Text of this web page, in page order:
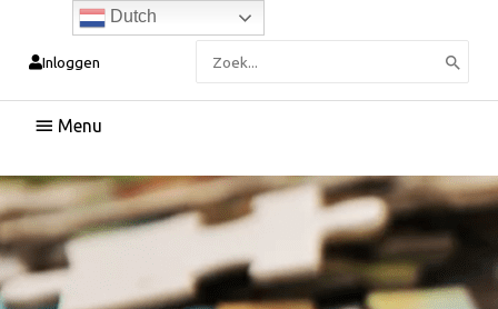
Inloggen
naar:
Hoofdmenu
Dutch